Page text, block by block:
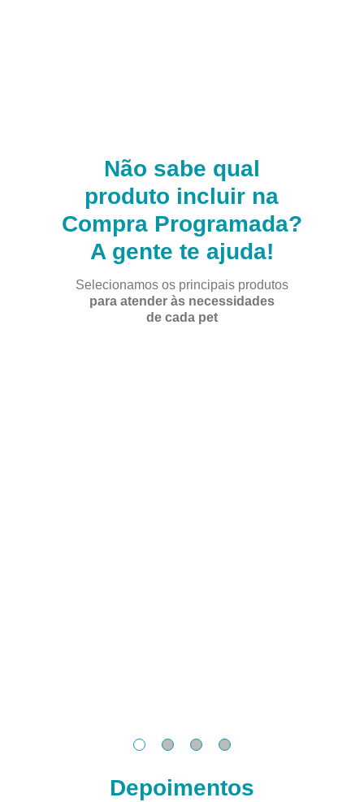
Não sabe qual
produto incluir na
Compra Programada?
A gente te ajuda!
Selecionamos os principais produtos
para atender às necessidades
de cada pet
Depoimentos